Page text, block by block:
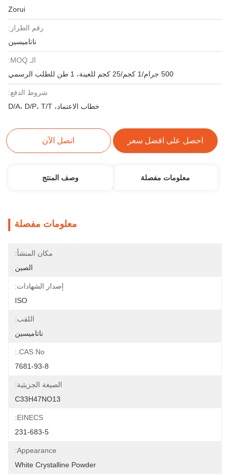
Zorui
رقم الطراز:
ناتاميسين
الـ MOQ:
500 جرام/1 كجم/25 كجم للعينة، 1 طن للطلب الرسمي
شروط الدفع:
خطاب الاعتماد، D/A، D/P، T/T
احصل على افضل سعر اتصل الآن
معلومات مفصلة وصف المنتج
معلومات مفصلة
مكان المنشأ:
الصين
إصدار الشهادات:
ISO
اللقب:
ناتاميسين
CAS No.:
7681-93-8
الصيغة الجزيئية:
C33H47NO13
EINECS:
231-683-5
Appearance:
White Crystalline Powder